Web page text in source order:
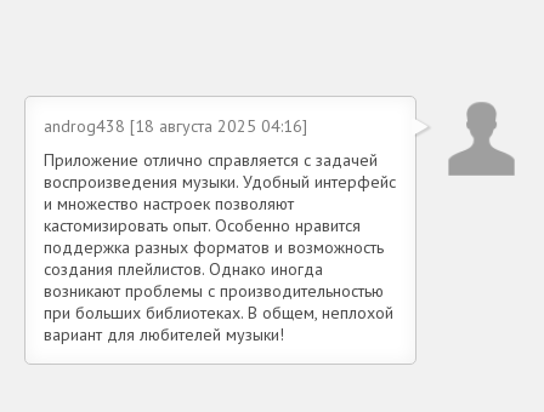
androg438 [18 августа 2025 04:16]
Приложение отлично справляется с задачей
воспроизведения музыки. Удобный интерфейс
и множество настроек позволяют
кастомизировать опыт. Особенно нравится
поддержка разных форматов и возможность
создания плейлистов. Однако иногда
возникают проблемы с производительностью
при больших библиотеках. В общем, неплохой
вариант для любителей музыки!